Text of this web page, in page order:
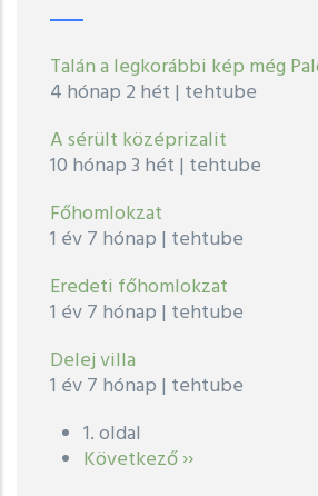
Talán a legkorábbi kép még
4 hónap 2 hét | tehtube
A sérült középrizalit
10 hónap 3 hét | tehtube
Főhomlokzat
1 év 7 hónap | tehtube
Eredeti főhomlokzat
1 év 7 hónap | tehtube
Delej villa
1 év 7 hónap | tehtube
Oldalszámozás
1. oldal
Következő
Következő ››